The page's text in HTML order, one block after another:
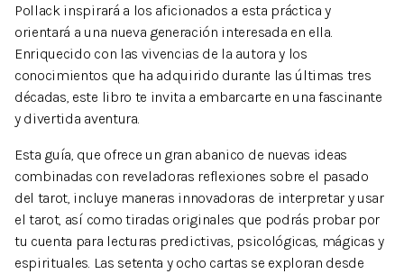
Pollack inspirará a los aficionados a esta práctica y
orientará a una nueva generación interesada en ella.
Enriquecido con las vivencias de la autora y los
conocimientos que ha adquirido durante las últimas tres
décadas, este libro te invita a embarcarte en una fascinante
y divertida aventura.
Esta guía, que ofrece un gran abanico de nuevas ideas
combinadas con reveladoras reflexiones sobre el pasado
del tarot, incluye maneras innovadoras de interpretar y usar
el tarot, así como tiradas originales que podrás probar por
tu cuenta para lecturas predictivas, psicológicas, mágicas y
espirituales. Las setenta y ocho cartas se exploran desde